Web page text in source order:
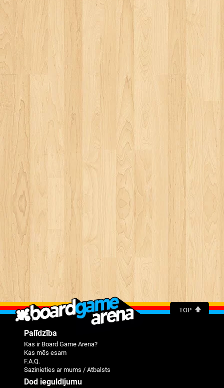
TOP
Palīdzība
Kas ir Board Game Arena?
Kas mēs esam
F.A.Q.
Sazinieties ar mums / Atbalsts
Dod ieguldījumu